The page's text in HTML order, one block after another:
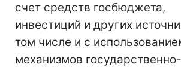
счет средств госбюджета,
инвестиций и других
том числе и с
механизмов